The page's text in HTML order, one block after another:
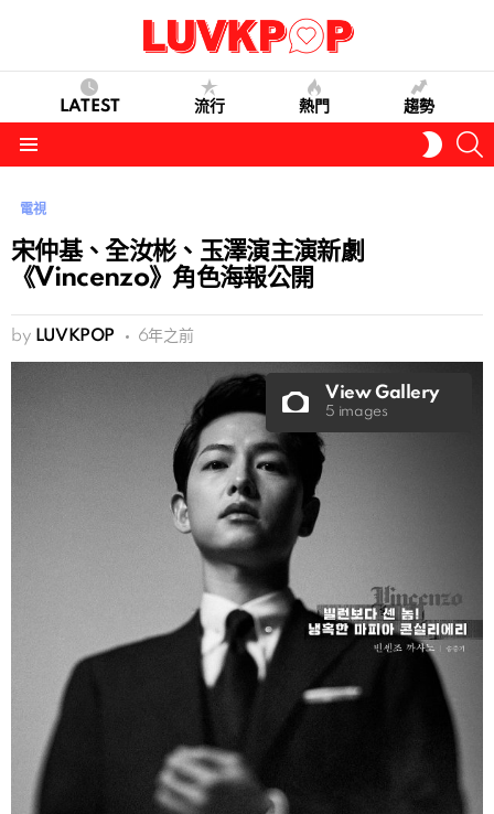
LATEST 流行 熱門 趨勢
SKIN
電視
宋仲基、全汝彬、玉澤演主演新劇
《Vincenzo》角色海報公開
by LUVKPOP 6年之前
View Gallery
5 images